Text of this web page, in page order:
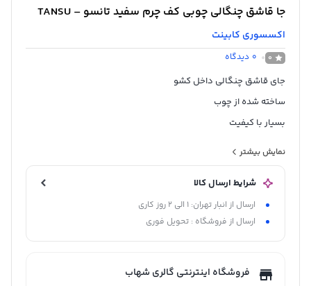
جا قاشق چنگالی چوبی کف چرم سفید تانسو – TANSU
اکسسوری کابینت
0
0 دیدگاه
جای قاشق چنگالی داخل کشو
ساخته شده از چوب
بسیار با کیفیت
ساخت ایران
کف چرم
ابعاد : 45*80 سانتیمتر
نمایش بیشتر
شرایط ارسال کالا
ارسال از انبار تهران: 1 الی 2 روز کاری
ارسال از فروشگاه : تحویل فوری
فروشگاه اینترنتی گالری شهاب